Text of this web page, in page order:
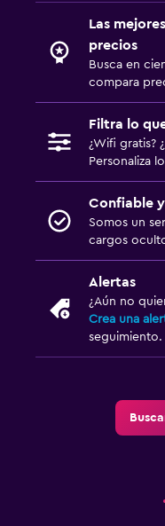
Las
precios
Busca en
compara
Filtra lo
¿Wifi gratis?
Personaliza
Confiable
Somos un
cargos
Alertas
¿Aún no
Crea una
seguimiento.